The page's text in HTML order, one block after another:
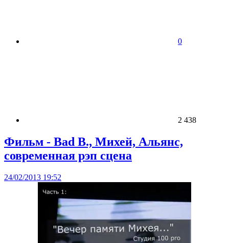
0
2 438
Фильм - Bad B., Михей, Альянс,
современная рэп сцена
24/02/2013 19:52